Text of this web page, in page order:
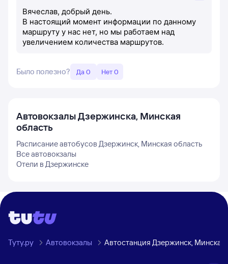
Вячеслав, добрый день.
В настоящий момент информации по данному
маршруту у нас нет, но мы работаем над
увеличением количества маршрутов.
Было полезно? Да 0 Нет 0
АвтовокзалыДзержинска, Минская
область
Расписание автобусов Дзержинск, Минская область
Все автовокзалы
Отели в Дзержинске
Туту.ру Автовокзалы Автостанция Дзержинск, Минская